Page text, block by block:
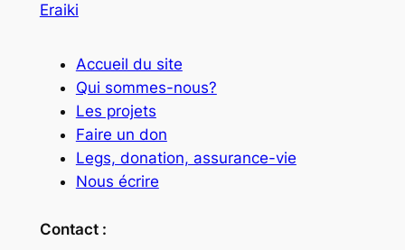
Eraiki
Accueil du site
Qui sommes-nous?
Les projets
Faire un don
Legs, donation, assurance-vie
Nous écrire
Contact :